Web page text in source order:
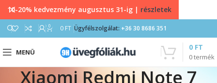
0 0 FT Ügyfélszolgálat: +36 30 8686 351
MENÜ
0termék
0 FT
Xiaomi Redmi Note 7
10-20% kedvezmény augusztus 31-ig | részletek